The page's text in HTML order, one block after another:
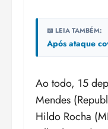
📖 LEIA TAMBÉM:
Após ataque
Ao todo, 15
Mendes
Hildo Rocha